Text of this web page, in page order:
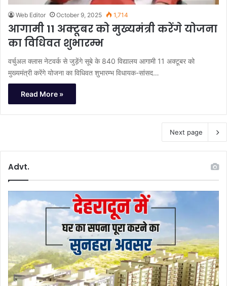
Web Editor October 9, 2025 1,714
आगामी 11 अक्टूबर को मुख्यमंत्री करेंगे योजना
का विधिवत शुभारम्भ
वर्चुअल क्लास नेटवर्क से जुड़ेंगे सूबे के 840 विद्यालय आगामी 11 अक्टूबर को
मुख्यमंत्री करेंगे योजना का विधिवत शुभारम्भ विधायक-सांसद…
Read More »
Next page
Advt.